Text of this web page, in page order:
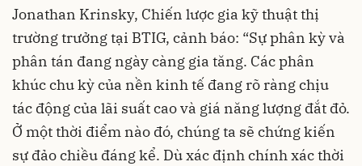
Jonathan Krinsky, Chiến lược gia kỹ thuật thị
trường trưởng tại BTIG, cảnh báo: “Sự phân kỳ và
phân tán đang ngày càng gia tăng. Các phân
khúc chu kỳ của nền kinh tế đang rõ ràng chịu
tác động của lãi suất cao và giá năng lượng đắt đỏ.
Ở một thời điểm nào đó, chúng ta sẽ chứng kiến
sự đảo chiều đáng kể. Dù xác định chính xác thời